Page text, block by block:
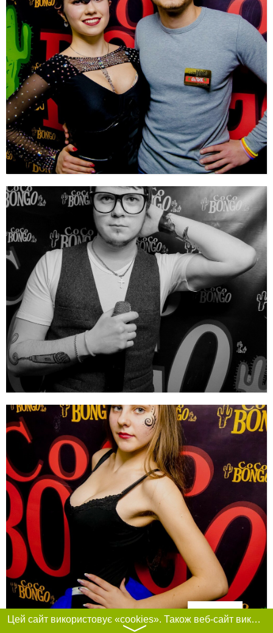
Фільтри
Цей сайт використовує «cookies». Також веб-сайт використовує інтернет-сервіс для збору технічних даних стосовно відвідувачів з метою отримання маркетингової та статистичної інформації. Умови обробки даних відвідувачів сайту див.
〉